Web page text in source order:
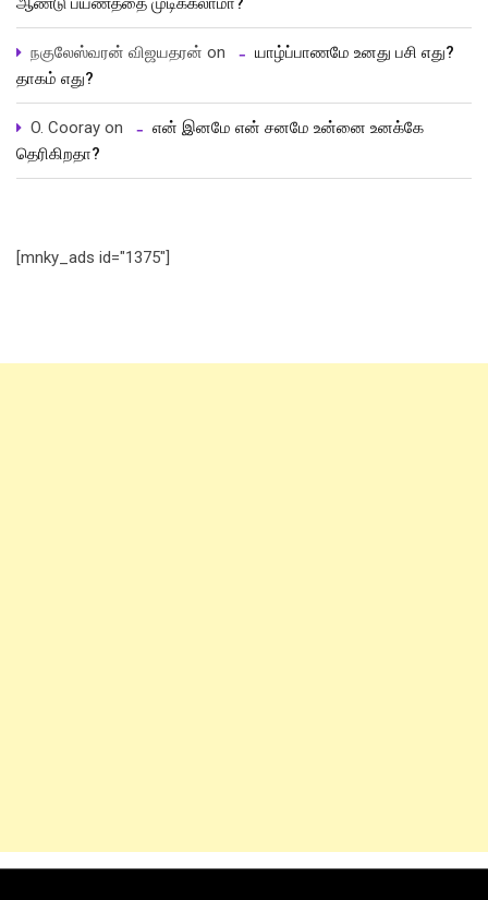
நகுலேஸ்வரன் விஜயதரன் on
யாழ்ப்பாணமே உனது பசி எது?
தாகம் எது?
O. Cooray on
என் இனமே என் சனமே உன்னை உனக்கே
தெரிகிறதா?
[mnky_ads id="1375"]